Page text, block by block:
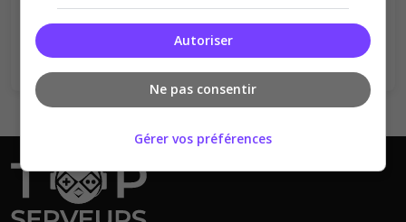
Se connecter S'inscrire
Autoriser
Ne pas consentir
Gérer vos préférences